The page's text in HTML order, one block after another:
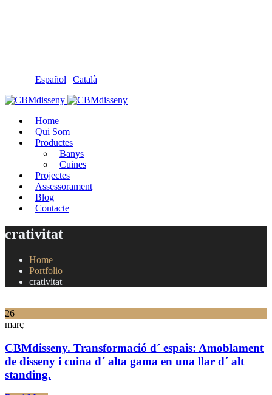
Español Català
Home
Qui Som
Productes
Banys
Cuines
Projectes
Assessorament
Blog
Contacte
crativitat
Home
Portfolio
crativitat
26
març
CBMdisseny. Transformació d´ espais: Amoblament
de disseny i cuina d´ alta gama en una llar d´ alt
standing.